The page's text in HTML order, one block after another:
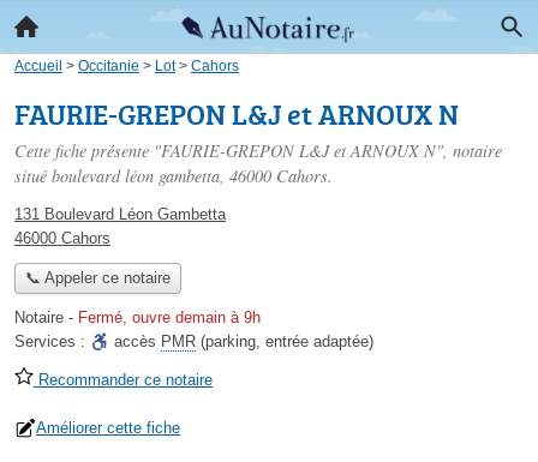
Accueil > Occitanie > Lot> Cahors
FAURIE-GREPON L&J et ARNOUX N
Cette fiche présente "FAURIE-GREPON L&J et ARNOUX N", notaire
situé boulevard léon gambetta, 46000 Cahors.
131 Boulevard Léon Gambetta
46000 Cahors
📞 Appeler ce notaire
Notaire - Fermé, ouvre demain à 9h
Services :
accès PMR (parking, entrée adaptée)
Recommander ce notaire
Améliorer cette fiche